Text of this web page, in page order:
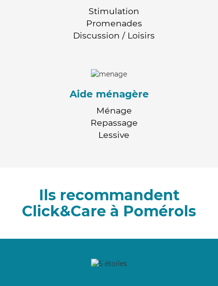
Stimulation
Promenades
Discussion / Loisirs
Aide ménagère
Ménage
Repassage
Lessive
Ils recommandent
Click&Care à Pomérols